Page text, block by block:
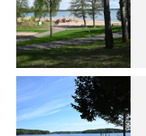
Lue
Leirintäoppaan
artikkeli:
Meren
äärellä
ja
vehreän
virkistysalueen